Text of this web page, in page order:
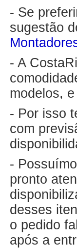
- Se
sugestão
- A
modelos,
- Por isso
com
-
pronto
desses
o pedido
após a